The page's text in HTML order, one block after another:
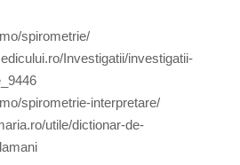
spirometrie/
Investigatii/investigatii-
spirometrie-interpretare/
utile/dictionar-de-